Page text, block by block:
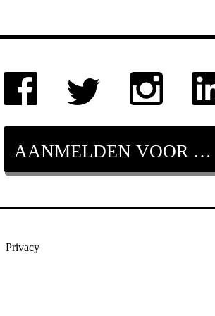
AANMELDEN VOOR NIEUWSBRIEF
Privacy